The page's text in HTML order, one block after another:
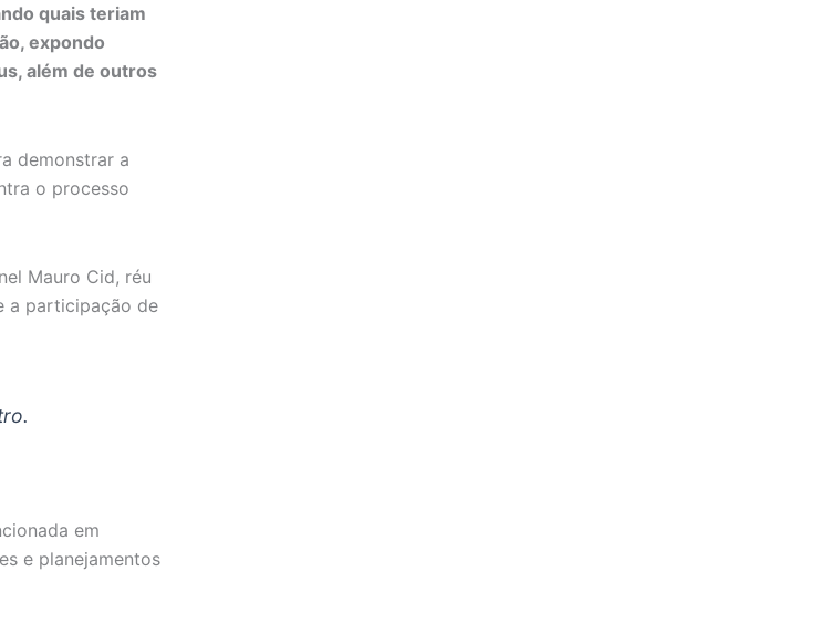
quais teriam
expondo
além de outros
demonstrar a
o processo
Mauro Cid, réu
a participação de
em
e planejamentos